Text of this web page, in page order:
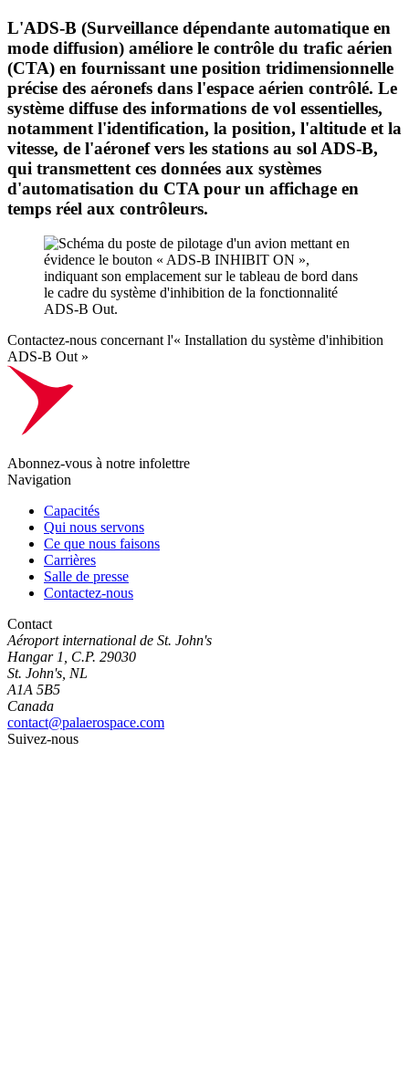
L'ADS-B (Surveillance dépendante automatique en
mode diffusion) améliore le contrôle du trafic aérien
(CTA) en fournissant une position tridimensionnelle
précise des aéronefs dans l'espace aérien contrôlé. Le
système diffuse des informations de vol essentielles,
notamment l'identification, la position, l'altitude et la
vitesse, de l'aéronef vers les stations au sol ADS-B,
qui transmettent ces données aux systèmes
d'automatisation du CTA pour un affichage en
temps réel aux contrôleurs.
Contactez-nous concernant l'« Installation du système d'inhibition
ADS-B Out »
Abonnez-vous à notre infolettre
Navigation
Capacités
Qui nous servons
Ce que nous faisons
Carrières
Salle de presse
Contactez-nous
Contact
Aéroport international de St. John's
Hangar 1, C.P. 29030
St. John's, NL
A1A 5B5
Canada
contact@palaerospace.com
Suivez-nous